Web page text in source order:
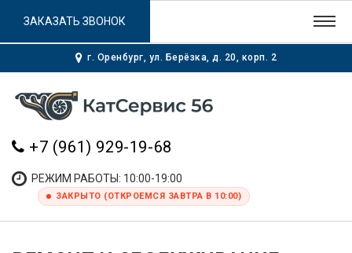
г. Оренбург, ул. Берёзка, д. 20, корп. 2
+7 (961) 929-19-68
РЕЖИМ РАБОТЫ: 10:00-19:00
ЗАКРЫТО (ОТКРОЕМСЯ ЗАВТРА В 10:00)
ЗАКАЗАТЬ ЗВОНОК